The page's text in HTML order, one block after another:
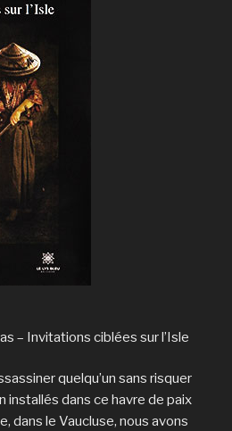
– Invitations ciblées sur l’Isle
quelqu’un sans risquer
installés dans ce havre de paix
dans le Vaucluse, nous avons